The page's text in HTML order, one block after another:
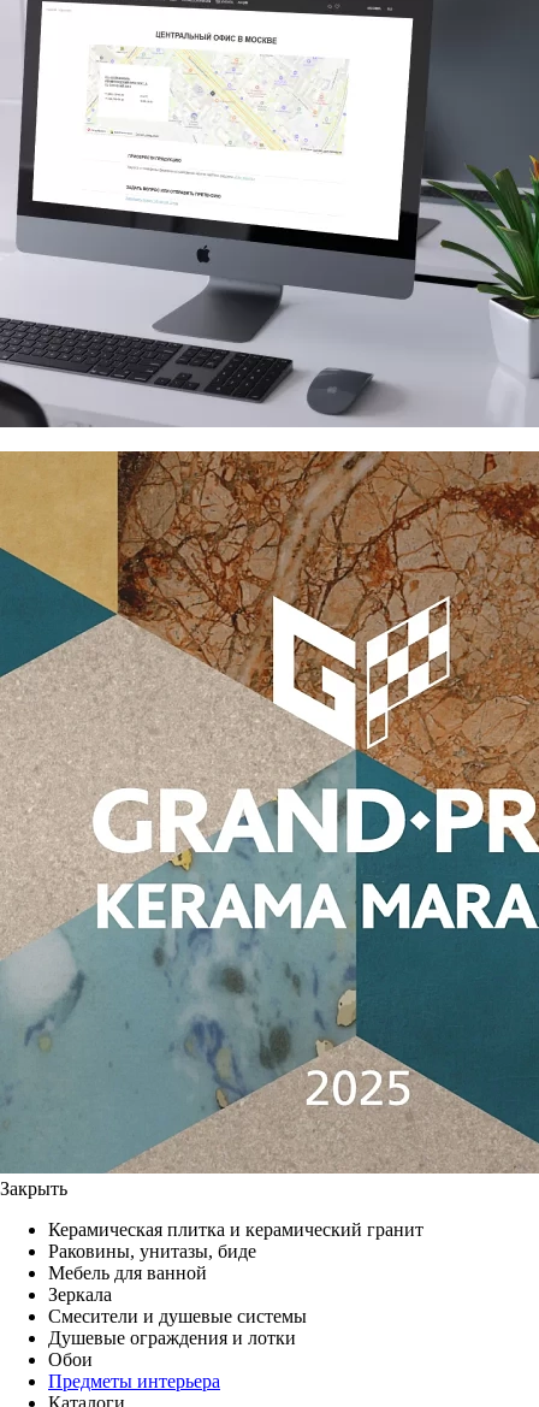
Закрыть
Керамическая плитка и керамический гранит
Раковины, унитазы, биде
Мебель для ванной
Зеркала
Смесители и душевые системы
Душевые ограждения и лотки
Обои
Предметы интерьера
Каталоги